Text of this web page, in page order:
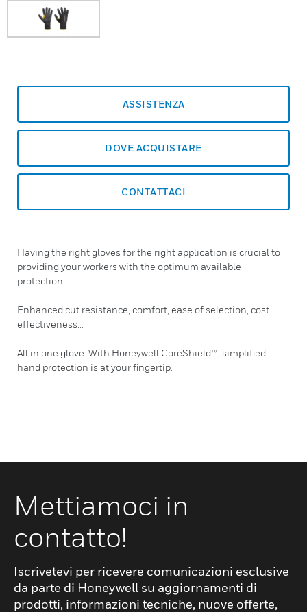
ASSISTENZA
DOVE ACQUISTARE
CONTATTACI
Having the right gloves for the right application is crucial to
providing your workers with the optimum available
protection.
Enhanced cut resistance, comfort, ease of selection, cost
effectiveness...
All in one glove. With Honeywell CoreShield™, simplified
hand protection is at your fingertip.
Mettiamoci in
contatto!
Iscrivetevi per ricevere comunicazioni esclusive
da parte di Honeywell su aggiornamenti di
prodotti, informazioni tecniche, nuove offerte,